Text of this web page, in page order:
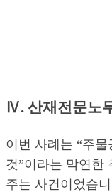
Ⅳ. 산재전문노
이번 사례는 “주
것”이라는 막연한
주는 사건이었습